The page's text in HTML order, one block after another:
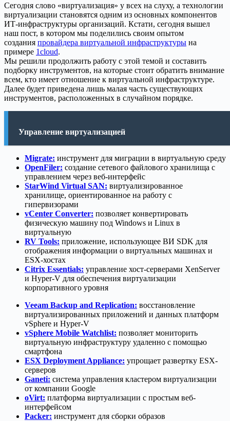
Сегодня слово «виртуализация» у всех на слуху, а технологии
виртуализации становятся одним из основных компонентов
ИТ-инфраструктуры организаций. Кстати, сегодня вышел
наш пост, в котором мы поделились своим опытом
создания провайдера виртуальной инфраструктуры на
примере 1cloud.
Мы решили продолжить работу с этой темой и составить
подборку инструментов, на которые стоит обратить внимание
всем, кто имеет отношение к виртуальной инфраструктуре.
Далее будет приведена лишь малая часть существующих
инструментов, расположенных в случайном порядке.
Управление виртуализацией
Migrate: инструмент для миграции в виртуальную среду
OpenFiler: создание сетевого файлового хранилища с
управлением через веб-интерфейс
StarWind Virtual SAN: виртуализированное
хранилище, ориентированное на работу с
гипервизорами
vCenter Converter: позволяет конвертировать
физическую машину под Windows и Linux в
виртуальную
RV Tools: приложение, использующее ВИ SDK для
отображения информации о виртуальных машинах и
ESX-хостах
Citrix Essentials: управление хост-серверами XenServer
и Hyper-V для обеспечения виртуализации
корпоративного уровня
Veeam Backup and Replication: восстановление
виртуализированных приложений и данных платформ
vSphere и Hyper-V
vSphere Mobile Watchlist: позволяет мониторить
виртуальную инфраструктуру удаленно с помощью
смартфона
ESX Deployment Appliance: упрощает развертку ESX-
серверов
Ganeti: система управления кластером виртуализации
от компании Google
oVirt: платформа виртуализации с простым веб-
интерфейсом
Packer: инструмент для сборки образов